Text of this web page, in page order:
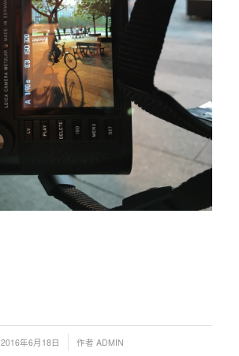
2016年6月18日
/ 作者 ADMIN